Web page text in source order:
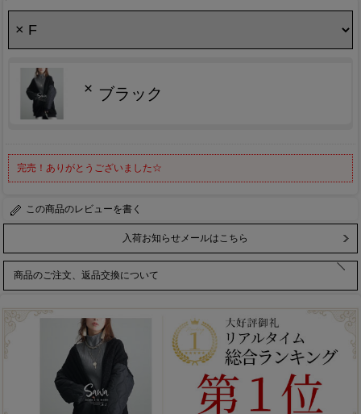
× ブラック
完売！ありがとうございました☆
レビューを書く
入荷お知らせメールはこちら
商品のご注文、返品交換について